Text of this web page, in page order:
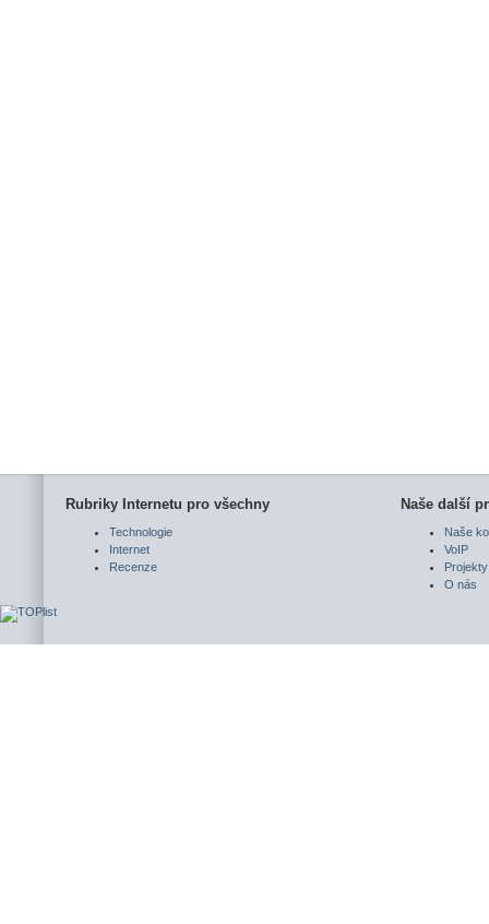
Rubriky Internetu pro všechny
Technologie
Internet
Recenze
Naše další
Naše
VoIP
Projekty
O nás